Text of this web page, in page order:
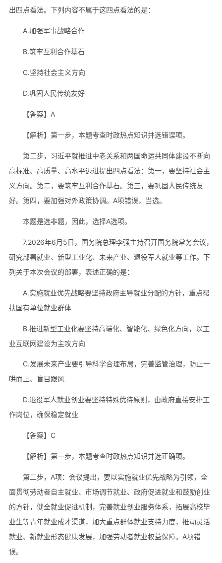
出四点看法。下列内容不属于这四点看法的是：
A.加强军事战略合作
B.筑牢互利合作基石
C.坚持社会主义方向
D.巩固人民传统友好
【答案】A
【解析】第一步，本题考查时政热点知识并选错误项。
第二步，习近平就推进中老关系和两国命运共同体建设不断向
高标准、高质量、高水平迈进提出四点看法：第一，要坚持社会主
义方向。第二，要筑牢互利合作基石。第三，要巩固人民传统友
好。第四，要加强对外政策协调。A项错误，当选。
本题是选非题，因此，选择A选项。
7.2026年6月5日，国务院总理李强主持召开国务院常务会议，
研究部署就业、新型工业化、未来产业、退役军人就业等工作。下
列关于本次会议的部署，表述正确的是：
A.实施就业优先战略要坚持政府主导就业分配的方针，重点帮
扶国有单位就业群体
B.推进新型工业化要坚持高端化、智能化、绿色化方向，以工
业互联网建设为主攻方向
C.发展未来产业要引导科学合理布局，完善监管治理，防止一
哄而上、盲目跟风
D.退役军人就业创业要坚持特殊优待原则，由政府直接安排工
作岗位，确保稳定就业
【答案】C
【解析】第一步，本题考查时政热点知识并选正确项。
第二步，A项：会议提出，要以实施就业优先战略为引领，全
面贯彻劳动者自主就业、市场调节就业、政府促进就业和鼓励创业
的方针，健全就业促进机制，完善就业创业服务体系，拓展高校毕
业生等青年就业成才渠道，加大重点群体就业支持力度，推动灵活
就业、新就业形态健康发展，加强劳动者就业权益保障。A项错
误。